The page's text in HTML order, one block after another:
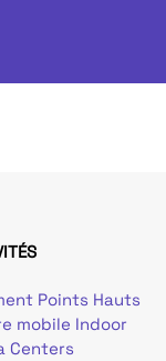
Points Hauts
mobile Indoor
Centers